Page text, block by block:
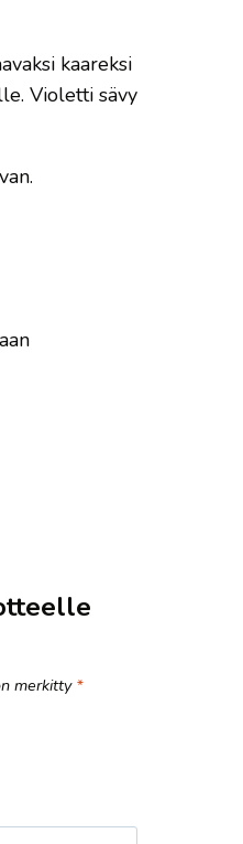
kaareksi
Violetti sävy
merkitty *